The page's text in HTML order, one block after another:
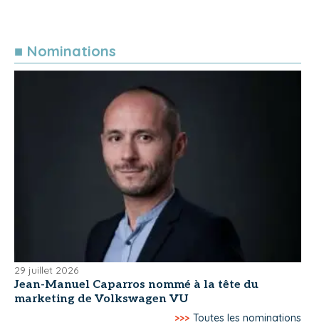
■ Nominations
29 juillet 2026
Jean-Manuel Caparros nommé à la tête du
marketing de Volkswagen VU
>>> Toutes les nominations